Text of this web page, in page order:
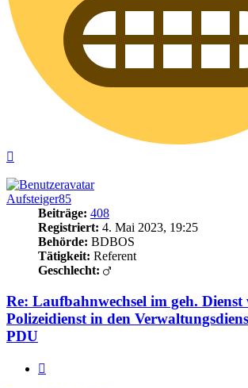
Aufsteiger85
Beiträge: 408
Registriert: 4. Mai 2023, 19:25
Behörde: BDBOS
Tätigkeit: Referent
Geschlecht:
Re: Laufbahnwechsel im geh. Dienst
Polizeidienst in den
PDU